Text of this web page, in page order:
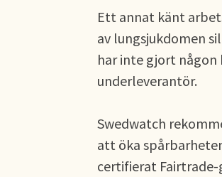
Ett annat känt
av lungsjukdomen
har inte gjort
underleverantör.
Swedwatch
att öka
certifierat Fairtrade-